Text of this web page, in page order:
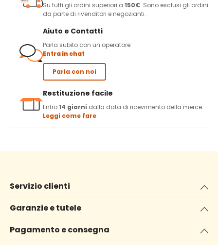
Su tutti gli ordini superiori a 150€. Sono esclusi gli ordini
da parte di rivenditori e negozianti.
Aiuto e Contatti
Parla subito con un operatore
Entra in chat
Parla con noi
Restituzione facile
Entro14 giorni dalla data di ricevimento della merce.
Leggi come fare
Servizio clienti
Garanzie e tutele
Pagamento e consegna